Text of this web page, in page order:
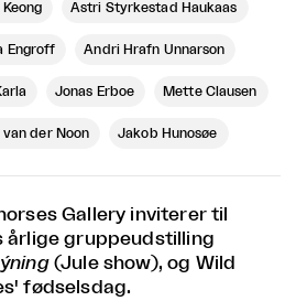
Astri Styrkestad Haukaas
Engroff Andri Hrafn Unnarson
Jonas Erboe Mette Clausen
van der Noon Jakob Hunosøe
Gallery inviterer til
årlige gruppeudstilling
(Jule show), og Wild
fødselsdag.